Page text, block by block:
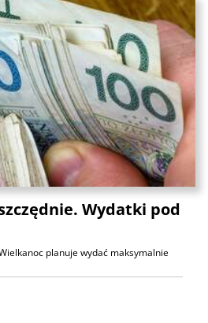
Wydatki pod
planuje wydać maksymalnie